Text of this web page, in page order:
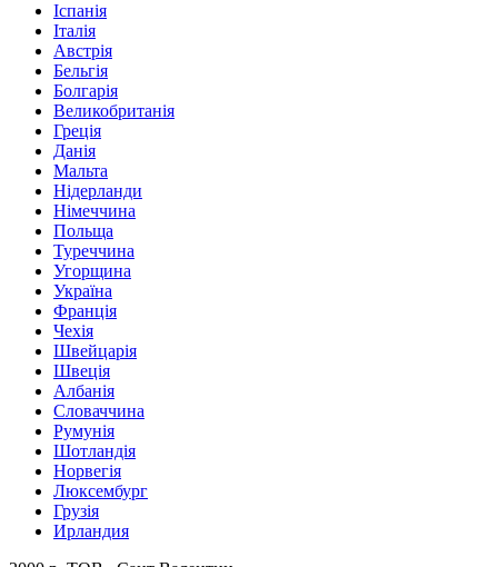
Іспанія
Італія
Австрія
Бельгія
Болгарія
Великобританія
Греція
Данія
Мальта
Нідерланди
Німеччина
Польща
Туреччина
Угорщина
Україна
Франція
Чехія
Швейцарія
Швеція
Албанія
Словаччина
Румунія
Шотландія
Норвегія
Люксембург
Грузія
Ирландия